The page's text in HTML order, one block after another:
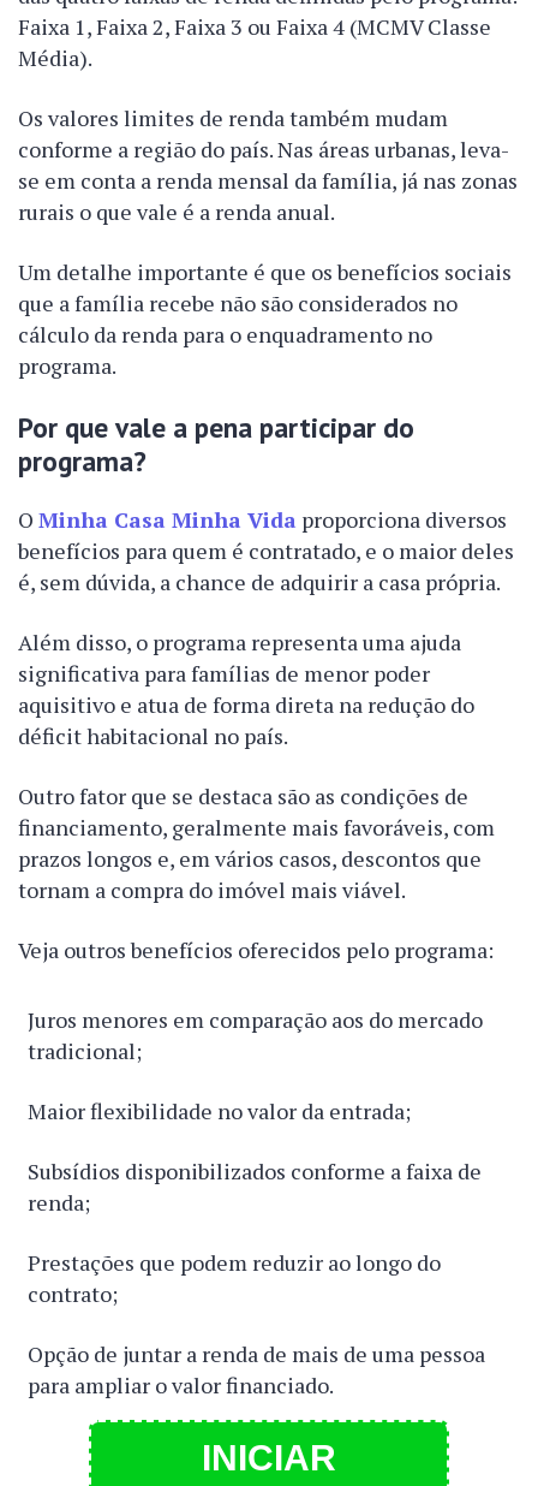
Faixa 1, Faixa 2, Faixa 3 ou Faixa 4 (MCMV Classe
Média).
Os valores limites de renda também mudam
conforme a região do país. Nas áreas urbanas, leva-
se em conta a renda mensal da família, já nas zonas
rurais o que vale é a renda anual.
Um detalhe importante é que os benefícios sociais
que a família recebe não são considerados no
cálculo da renda para o enquadramento no
programa.
Por que vale a pena participar do
programa?
O Minha Casa Minha Vida proporciona diversos
benefícios para quem é contratado, e o maior deles
é, sem dúvida, a chance de adquirir a casa própria.
Além disso, o programa representa uma ajuda
significativa para famílias de menor poder
aquisitivo e atua de forma direta na redução do
déficit habitacional no país.
Outro fator que se destaca são as condições de
financiamento, geralmente mais favoráveis, com
prazos longos e, em vários casos, descontos que
tornam a compra do imóvel mais viável.
Veja outros benefícios oferecidos pelo programa:
Juros menores em comparação aos do mercado
tradicional;
Maior flexibilidade no valor da entrada;
Subsídios disponibilizados conforme a faixa de
renda;
Prestações que podem reduzir ao longo do
contrato;
Opção de juntar a renda de mais de uma pessoa
para ampliar o valor financiado.
INICIAR